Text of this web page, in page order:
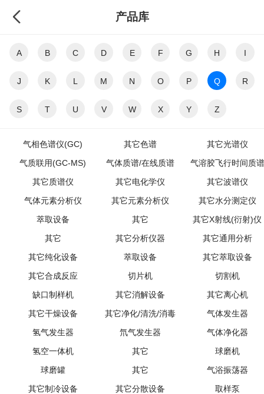
产品库
A B C D E F G H I
J K L M N O P Q R
S T U V W X Y Z
气相色谱仪(GC) 其它色谱
其它光谱仪
气质联用(GC-MS)
气体质谱/在线质谱
气溶胶飞行时间质谱
其它质谱仪
其它电化学仪
其它波谱仪
气体元素分析仪
其它元素分析仪
其它水分测定仪
萃取设备
其它
其它X射线(衍射)仪
其它
其它分析仪器
其它通用分析
其它纯化设备
萃取设备
其它萃取设备
其它合成反应
切片机
切割机
缺口制样机
其它消解设备
其它离心机
其它干燥设备
其它净化/清洗/消毒
气体发生器
氢气发生器
氘气发生器
气体净化器
氢空一体机
其它
球磨机
球磨罐
其它
气浴振荡器
其它制冷设备
其它分散设备
取样泵